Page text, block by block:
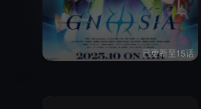
已更新至15话